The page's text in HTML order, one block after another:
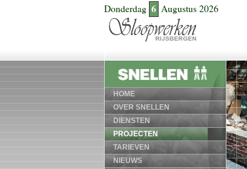
Donderdag 6 Augustus 2026
HOME
OVER SNELLEN
DIENSTEN
PROJECTEN
TARIEVEN
NIEUWS